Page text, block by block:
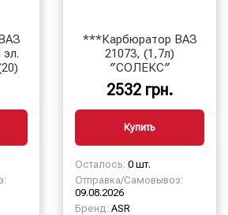
Топливная форсунка
Топливный насос
***Карбюратор ВАЗ
21073, (1,7л)
″СОЛЕКС″
2532 грн.
Купить
Осталось: 0 шт.
Отправка/Самовывоз:
09.08.2026
Бренд: ASR